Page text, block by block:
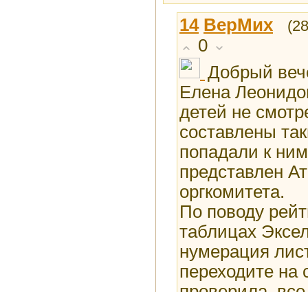
14 ВерМих
0
Добрый
Елена
детей не
составлены
попадали к
представлен
оргкомитета.
По поводу
таблицах
нумерация
переходите